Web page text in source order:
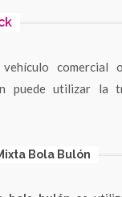
comercial
puede utilizar la
Bola Bulón